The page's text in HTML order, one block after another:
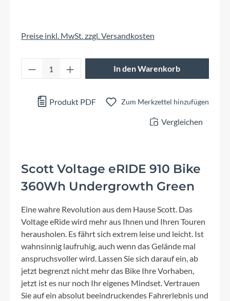
Preise inkl. MwSt. zzgl. Versandkosten
Produkt Anzahl: Gib den gewünschten
In den Warenkorb
Produkt PDF Zum Merkzettel hinzufügen
Vergleichen
Scott Voltage eRIDE 910 Bike
360Wh Undergrowth Green
Eine wahre Revolution aus dem Hause Scott. Das
Voltage eRide wird mehr aus Ihnen und Ihren Touren
herausholen. Es fährt sich extrem leise und leicht. Ist
wahnsinnig laufruhig, auch wenn das Gelände mal
anspruchsvoller wird. Lassen Sie sich darauf ein, ab
jetzt begrenzt nicht mehr das Bike Ihre Vorhaben,
jetzt ist es nur noch Ihr eigenes Mindset. Vertrauen
Sie auf ein absolut beeindruckendes Fahrerlebnis und